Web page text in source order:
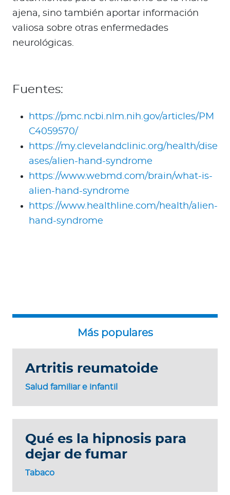
ajena, sino también aportar información
valiosa sobre otras enfermedades
neurológicas.
Fuentes:
https://pmc.ncbi.nlm.nih.gov/articles/PM
C4059570/
https://my.clevelandclinic.org/health/dise
ases/alien-hand-syndrome
https://www.webmd.com/brain/what-is-
alien-hand-syndrome
https://www.healthline.com/health/alien-
hand-syndrome
Salud familiar e infantil
Artritis reumatoide
Tabaco
Qué es la hipnosis para
dejar de fumar